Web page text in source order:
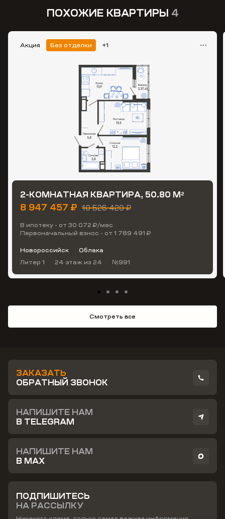
ПОХОЖИЕ КВАРТИРЫ 4
Акция Без отделки +1
2-КОМНАТНАЯ КВАРТИРА, 50.80 М2
8 947 457 ₽ 10 526 420 ₽
В ипотеку - от 30 072 ₽/мес.
Первоначальный взнос - от 1 789 491 ₽
Новороссийск
Облака
Литер 1
24 этаж из 24 №991
Смотреть все
ЗАКАЗАТЬ
ОБРАТНЫЙ ЗВОНОК
НАПИШИТЕ НАМ
В TELEGRAM
НАПИШИТЕ НАМ
В MAX
ПОДПИШИТЕСЬ
НА РАССЫЛКУ